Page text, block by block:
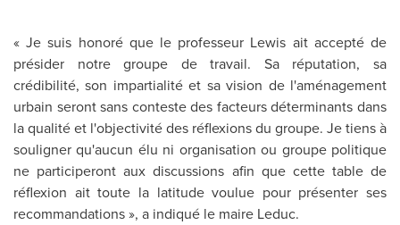
« Je suis honoré que le professeur Lewis ait accepté de
présider notre groupe de travail. Sa réputation, sa
crédibilité, son impartialité et sa vision de l'aménagement
urbain seront sans conteste des facteurs déterminants dans
la qualité et l'objectivité des réflexions du groupe. Je tiens à
souligner qu'aucun élu ni organisation ou groupe politique
ne participeront aux discussions afin que cette table de
réflexion ait toute la latitude voulue pour présenter ses
recommandations », a indiqué le maire Leduc.